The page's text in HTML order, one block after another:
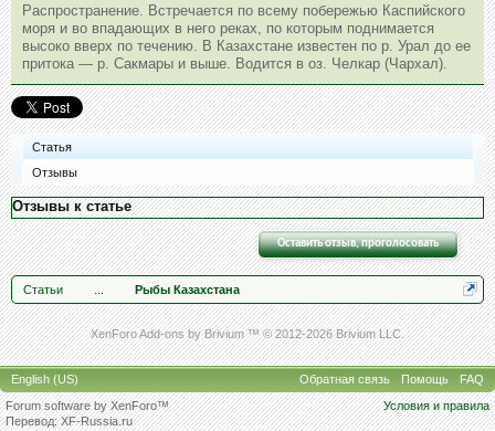
Распространение. Встречается по всему побережью Каспийского
моря и во впадающих в него реках, по которым поднимается
высоко вверх по течению. В Казахстане известен по р. Урал до ее
притока — р. Сакмары и выше. Водится в оз. Челкар (Чархал).
Статья
Отзывы
Отзывы к статье
Оставить отзыв, проголосовать
Статьи Рыбы Казахстана
XenForo Add-ons by Brivium ™ © 2012-2026 Brivium LLC.
English (US) Обратная связь Помощь
FAQ
Условия и правила
Forum software by XenForo™
Перевод:XF-Russia.ru